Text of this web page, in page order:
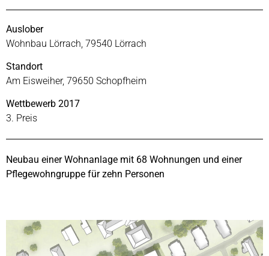
Auslober
Wohnbau Lörrach, 79540 Lörrach
Standort
Am Eisweiher, 79650 Schopfheim
Wettbewerb 2017
3. Preis
Neubau einer Wohnanlage mit 68 Wohnungen und einer
Pflegewohngruppe für zehn Personen